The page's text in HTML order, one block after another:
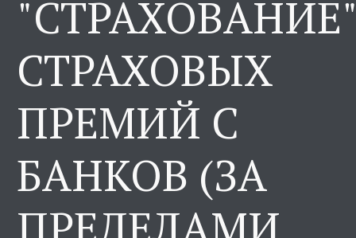
СТРАХОВЫХ
ПРЕМИЙ С
БАНКОВ (ЗА